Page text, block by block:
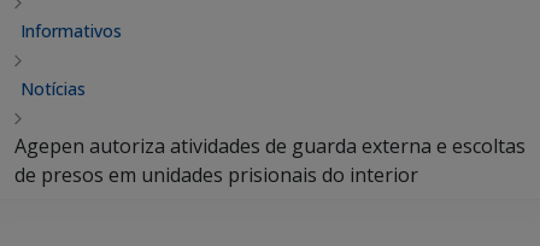
Informativos
Notícias
Agepen autoriza atividades de guarda externa e escoltas
de presos em unidades prisionais do interior